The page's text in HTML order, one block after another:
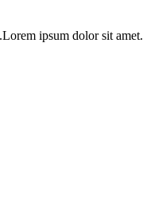
ipsum dolor sit amet.